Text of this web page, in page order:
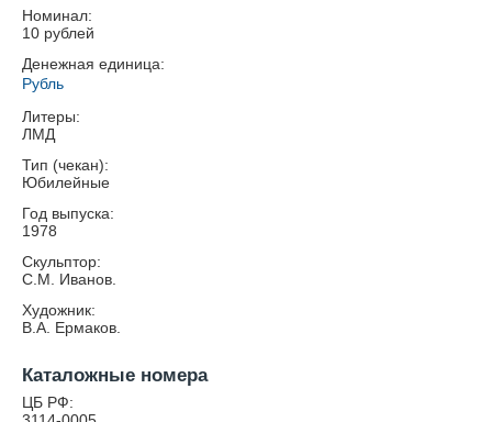
Номинал:
10 рублей
Денежная единица:
Рубль
Литеры:
ЛМД
Тип (чекан):
Юбилейные
Год выпуска:
1978
Скульптор:
С.М. Иванов.
Художник:
В.А. Ермаков.
Каталожные номера
ЦБ РФ: